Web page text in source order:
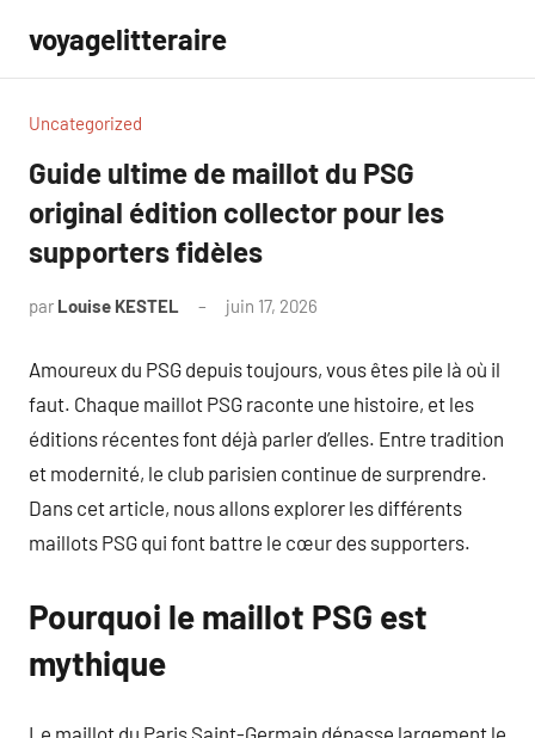
contenu
voyagelitteraire
Uncategorized
Guide ultime de maillot du PSG
original édition collector pour les
supporters fidèles
par Louise KESTEL juin 17, 2026
Amoureux du PSG depuis toujours, vous êtes pile là où il
faut. Chaque maillot PSG raconte une histoire, et les
éditions récentes font déjà parler d’elles. Entre tradition
et modernité, le club parisien continue de surprendre.
Dans cet article, nous allons explorer les différents
maillots PSG qui font battre le cœur des supporters.
Pourquoi le maillot PSG est
mythique
Le maillot du Paris Saint-Germain dépasse largement le